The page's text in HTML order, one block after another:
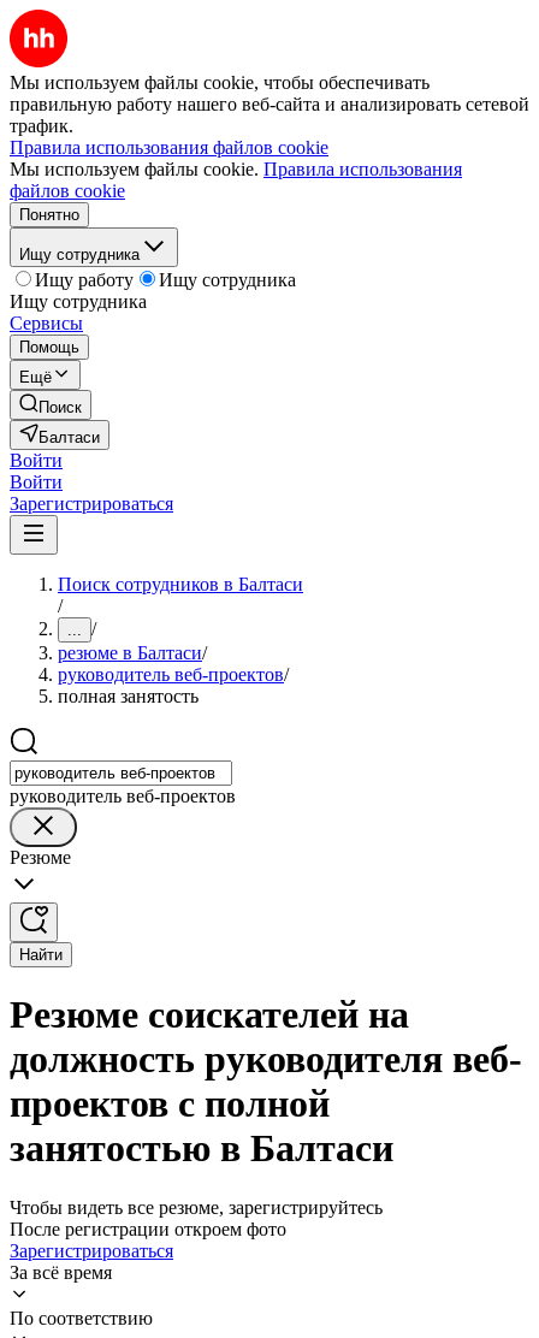
Мы используем файлы cookie, чтобы обеспечивать
правильную работу нашего веб-сайта и анализировать сетевой
трафик.
Правила использования файлов cookie
Мы используем файлы cookie. Правила использования
файлов cookie
Понятно
Ищу сотрудника
Ищу работу
Ищу сотрудника
Ищу сотрудника
Сервисы
Помощь
Ещё
Поиск
Балтаси
Войти
Войти
Зарегистрироваться
Поиск сотрудников в Балтаси
/
... /
резюме в Балтаси/
руководитель веб-проектов/
полная занятость
руководитель веб-проектов
Резюме
Найти
Резюме соискателей на
должность руководителя веб-
проектов с полной
занятостью в Балтаси
Чтобы видеть все резюме, зарегистрируйтесь
После регистрации откроем фото
Зарегистрироваться
За всё время
По соответствию